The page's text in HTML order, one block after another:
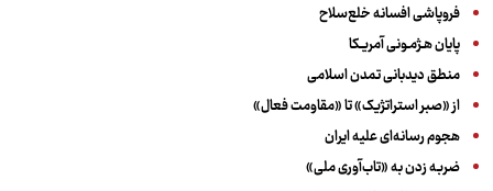
فروپاشی افسانه خلع‌سلاح
پایان هـژمـونی آمریـکا
منطق دیدبانی تمدن اسلامی
از «صبر استراتژیک» تا «مقاومت فعال»
هجوم رسانه‌ای علیه ایران
ضربه زدن به «تاب‌آوری ملی»